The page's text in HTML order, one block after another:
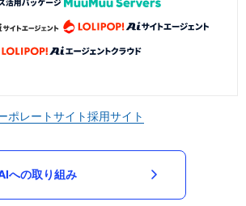
ポレートサイト採用サイト
への取り組み